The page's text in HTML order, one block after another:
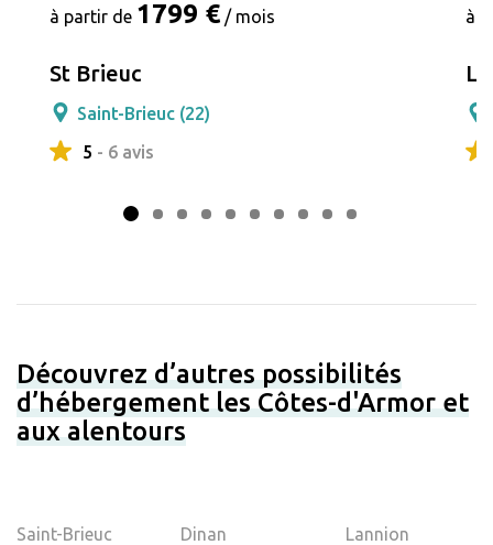
à partir de 1799 € / mois
St Brieuc
Saint-Brieuc (22)
5 - 6 avis
à
Découvrez d’autres possibilités
d’hébergement les Côtes-d'Armor et
aux alentours
Saint-Brieuc Dinan Lannion